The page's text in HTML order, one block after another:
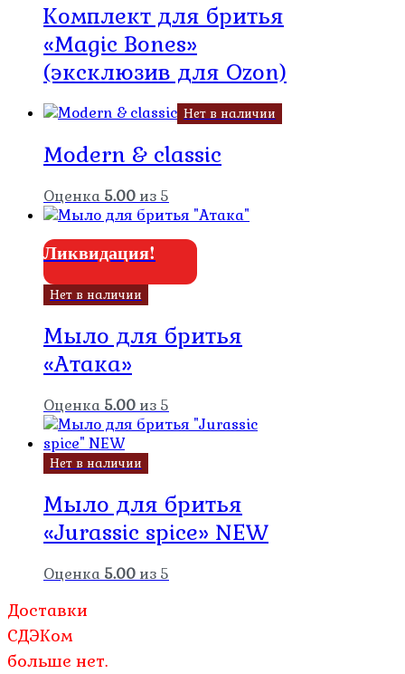
Комплект для бритья
«Magic Bones»
(эксклюзив для Ozon)
Нет в наличии
Modern & classic
Оценка 5.00 из 5
Ликвидация!
Нет в наличии
Мыло для бритья
«Атака»
Оценка 5.00 из 5
Нет в наличии
Мыло для бритья
«Jurassic spice» NEW
Оценка 5.00 из 5
Доставки
СДЭКом
больше нет.